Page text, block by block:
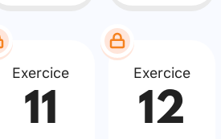
Exercice
11
Exercice
12